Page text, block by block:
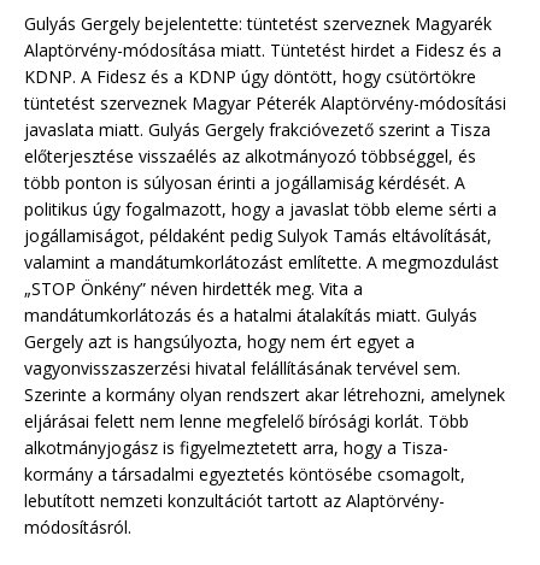
Gulyás Gergely bejelentette: tüntetést szerveznek Magyarék
Alaptörvény-módosítása miatt. Tüntetést hirdet a Fidesz és a
KDNP. A Fidesz és a KDNP úgy döntött, hogy csütörtökre
tüntetést szerveznek Magyar Péterék Alaptörvény-módosítási
javaslata miatt. Gulyás Gergely frakcióvezető szerint a Tisza
előterjesztése visszaélés az alkotmányozó többséggel, és
több ponton is súlyosan érinti a jogállamiság kérdését. A
politikus úgy fogalmazott, hogy a javaslat több eleme sérti a
jogállamiságot, példaként pedig Sulyok Tamás eltávolítását,
valamint a mandátumkorlátozást említette. A megmozdulást
„STOP Önkény” néven hirdették meg. Vita a
mandátumkorlátozás és a hatalmi átalakítás miatt. Gulyás
Gergely azt is hangsúlyozta, hogy nem ért egyet a
vagyonvisszaszerzési hivatal felállításának tervével sem.
Szerinte a kormány olyan rendszert akar létrehozni, amelynek
eljárásai felett nem lenne megfelelő bírósági korlát. Több
alkotmányjogász is figyelmeztetett arra, hogy a Tisza-
kormány a társadalmi egyeztetés köntösébe csomagolt,
lebutított nemzeti konzultációt tartott az Alaptörvény-
módosításról.